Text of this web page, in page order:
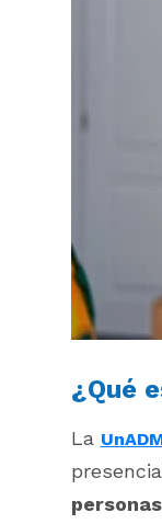
¿Qué
La